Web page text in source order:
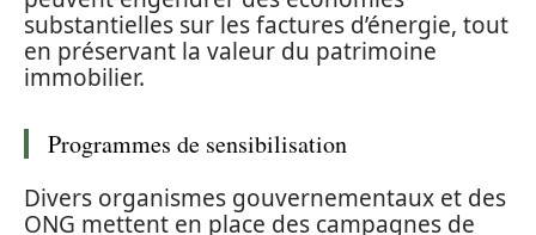
substantielles sur les factures d’énergie, tout
en préservant la valeur du patrimoine
immobilier.
Programmes de sensibilisation
Divers organismes gouvernementaux et des
ONG mettent en place des campagnes de